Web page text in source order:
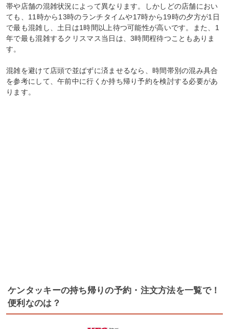
帯や店舗の混雑状況によって異なります。しかしどの店舗におい
ても、11時から13時のランチタイムや17時から19時の夕方が1日
で最も混雑し、土日は1時間以上待つ可能性が高いです。また、1
年で最も混雑するクリスマス当日は、3時間程待つこともありま
す。
混雑を避けて店頭で並ばずに済ませるなら、時間帯別の混み具合
を参考にして、午前中に行くか持ち帰り予約を検討する必要があ
ります。
ケンタッキーの持ち帰りの予約・注文方法を一覧で！
便利なのは？